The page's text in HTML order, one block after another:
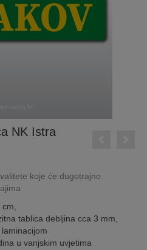
NK Istra
koje će dugotrajno
tablica debljina cca 3 mm,
u vanjskim uvjetima